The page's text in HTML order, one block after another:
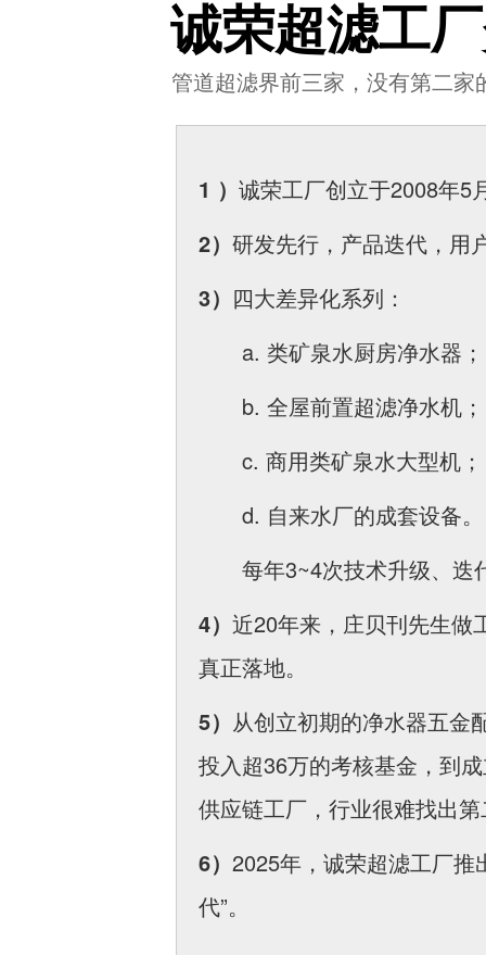
诚荣超滤工
管道超滤界前三家，没有第二家
1 ） 诚荣工厂创立于2008年5
2） 研发先行，产品迭代，用
3） 四大差异化系列：
a. 类矿泉水厨房净水器；
b. 全屋前置超滤净水机；
c. 商用类矿泉水大型机；
d. 自来水厂的成套设备。
每年3~4次技术升级、迭
4） 近20年来，庄贝刊先生做
真正落地。
5） 从创立初期的净水器五金
投入超36万的考核基金，到
供应链工厂，行业很难找出
6） 2025年，诚荣超滤工厂
代”。